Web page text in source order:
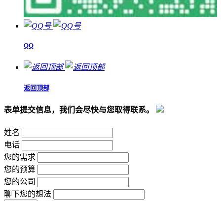
QQ
返回顶部
表单提交信息，我们会尽快与您取得联系。
姓名
电话
您的需求
您的预算
您的公司
聊下您的想法